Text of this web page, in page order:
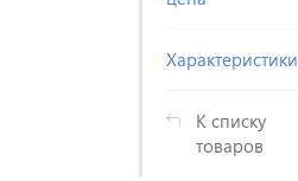
Характеристики
К списку
товаров